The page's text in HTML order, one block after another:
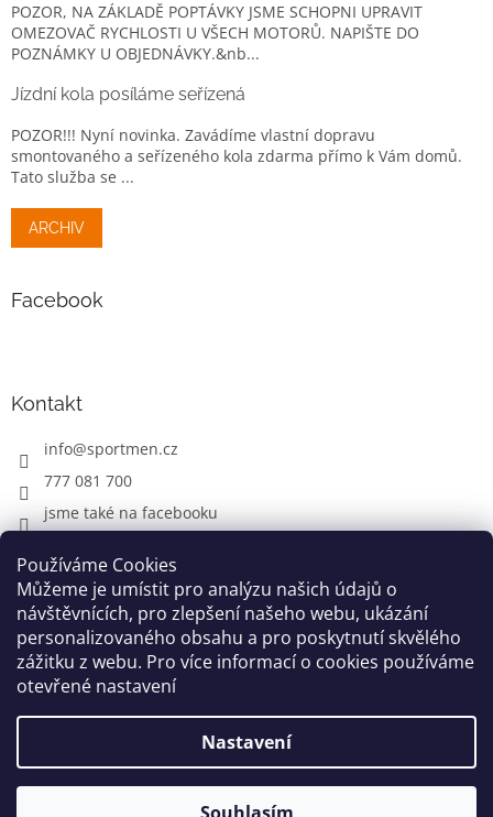
Používáme Cookies
Můžeme je umístit pro analýzu našich údajů o
návštěvnících, pro zlepšení našeho webu, ukázání
personalizovaného obsahu a pro poskytnutí skvělého
zážitku z webu. Pro více informací o cookies používáme
otevřené nastavení
Nastavení
POZOR, NA ZÁKLADĚ POPTÁVKY JSME SCHOPNI UPRAVIT
OMEZOVAČ RYCHLOSTI U VŠECH MOTORŮ. NAPIŠTE DO
POZNÁMKY U OBJEDNÁVKY.&nb...
Jízdní kola posíláme seřízená
POZOR!!! Nyní novinka. Zavádíme vlastní dopravu
smontovaného a seřízeného kola zdarma přímo k Vám domů.
Tato služba se ...
ARCHIV
Facebook
Kontakt
info@sportmen.cz
777 081 700
jsme také na facebooku
CYKLO OBLEČENÍ
Copyright 2026www.sportmen.cz. Všechna práva
vyhrazena.